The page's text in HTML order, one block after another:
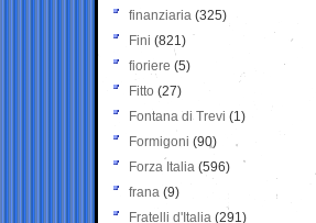
finanziaria (325)
Fini (821)
fioriere (5)
Fitto (27)
Fontana di Trevi (1)
Formigoni (90)
Forza Italia (596)
frana (9)
Fratelli d'Italia (291)